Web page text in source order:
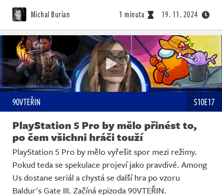
Michal Burian 1 minuta 19. 11. 2024
90VTEŘIN S10E17
PlayStation 5 Pro by mělo přinést to,
po čem všichni hráči touží
PlayStation 5 Pro by mělo vyřešit spor mezi režimy.
Pokud teda se spekulace projeví jako pravdivé. Among
Us dostane seriál a chystá se další hra po vzoru
Baldur's Gate III. Začíná epizoda 90VTEŘIN.